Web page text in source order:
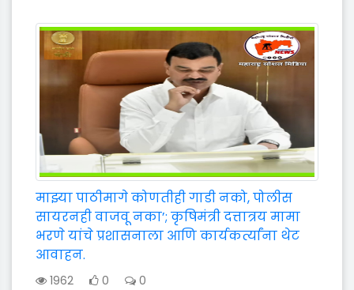
माझ्या पाठीमागे कोणतीही गाडी नको, पोलीस
सायरनही वाजवू नका’; कृषिमंत्री दत्तात्रय मामा
भरणे यांचे प्रशासनाला आणि कार्यकर्त्यांना थेट
आवाहन.
1962 0 0